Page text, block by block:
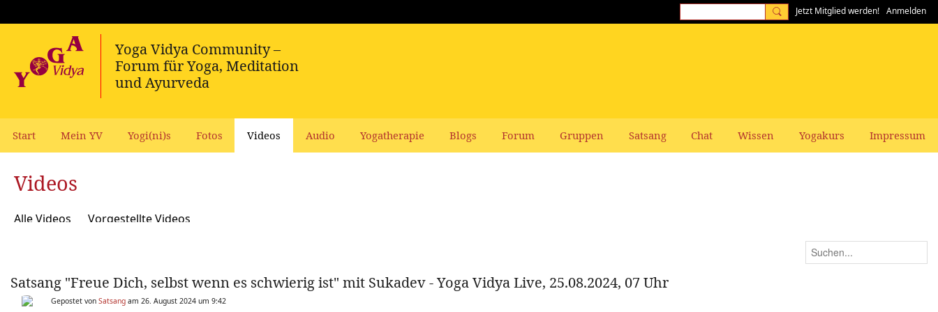
Jetzt Mitglied werden! Anmelden
Start Mein YV Yogi(ni)s Fotos Videos Audio Yogatherapie Blogs Forum Gruppen Satsang Chat Wissen Yogakurs Impressum
Videos
Alle Videos Vorgestellte Videos
Satsang "Freue Dich, selbst wenn es schwierig ist" mit Sukadev - Yoga Vidya Live, 25.08.2024, 07 Uhr
Gepostet von Satsang am 26. August 2024 um 9:42